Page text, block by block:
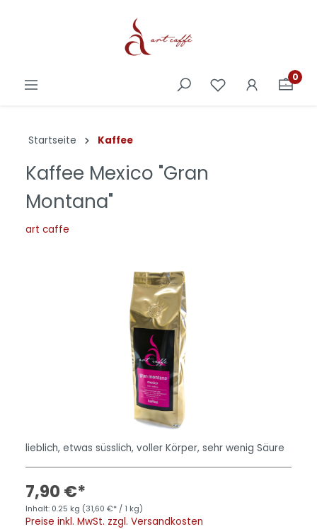
0
Startseite Kaffee
Kaffee Mexico "Gran
Montana"
art caffe
lieblich, etwas süsslich, voller Körper, sehr wenig Säure
7,90 €*
Inhalt: 0.25 kg (31,60 €* / 1 kg)
Preise inkl. MwSt. zzgl. Versandkosten